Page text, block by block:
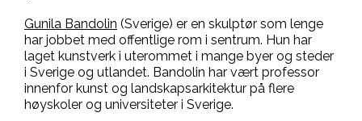
Gunila Bandolin (Sverige) er en skulptør som lenge
har jobbet med offentlige rom i sentrum. Hun har
laget kunstverk i uterommet i mange byer og steder
i Sverige og utlandet. Bandolin har vært professor
innenfor kunst og landskapsarkitektur på flere
høyskoler og universiteter i Sverige.